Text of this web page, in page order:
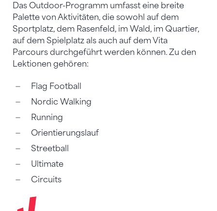
Das Outdoor-Programm umfasst eine breite
Palette von Aktivitäten, die sowohl auf dem
Sportplatz, dem Rasenfeld, im Wald, im Quartier,
auf dem Spielplatz als auch auf dem Vita
Parcours durchgeführt werden können. Zu den
Lektionen gehören:
Flag Football
Nordic Walking
Running
Orientierungslauf
Streetball
Ultimate
Circuits